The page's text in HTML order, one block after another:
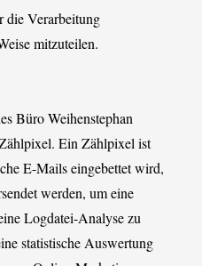
die Verarbeitung
mitzuteilen.
Büro Weihenstephan
Ein Zählpixel ist
E-Mails eingebettet wird,
werden, um eine
Logdatei-Analyse zu
statistische Auswertung